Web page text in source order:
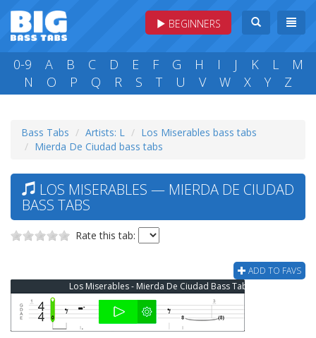
BEGINNERS
0-9 A B C D E F G H I J K L
M
N
O P Q R S T U V W X Y Z
Bass Tabs Artists: L
Los Miserables bass tabs
Mierda De Ciudad bass tabs
LOS MISERABLES — MIERDA DE CIUDAD
BASS TABS
Rate this tab:
ADD TO FAVS
Los Miserables - Mierda De Ciudad Bass Tab